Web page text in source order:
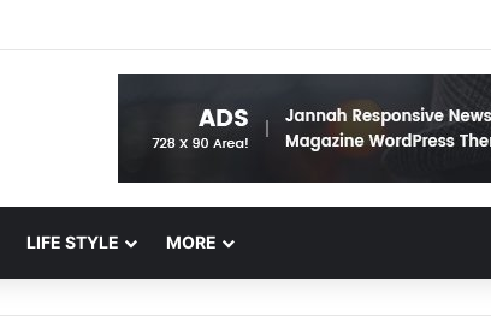
LIFE STYLE MORE